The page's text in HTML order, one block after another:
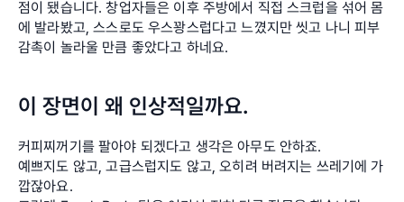
점이 됐습니다. 창업자들은 이후 주방에서 직접 스크럽을 섞어 몸
에 발라봤고, 스스로도 우스꽝스럽다고 느꼈지만 씻고 나니 피부
감촉이 놀라울 만큼 좋았다고 하네요.
이 장면이 왜 인상적일까요.
커피찌꺼기를 팔아야 되겠다고 생각은 아무도 안하죠.
예쁘지도 않고, 고급스럽지도 않고, 오히려 버려지는 쓰레기에 가
깝잖아요.